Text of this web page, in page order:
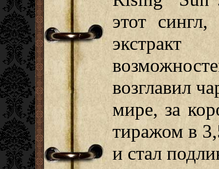
этот
экстракт
возглавил
мире, за
тиражом в
и стал